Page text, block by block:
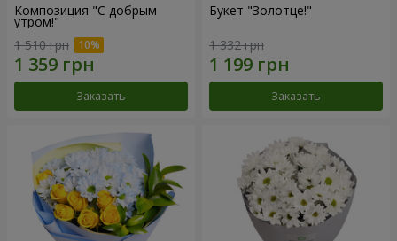
Композиция "С добрым
утром!"
1 510 грн
Заказать
Букет "Золотце!"
1 332 грн
Заказать